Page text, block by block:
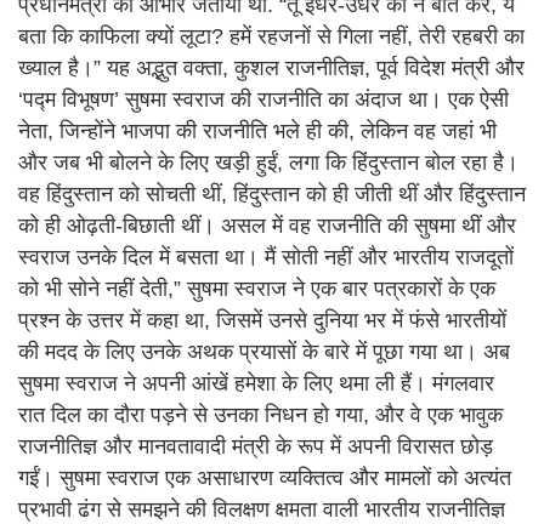
प्रधानमंत्री का आभार जताया था. “तू इधर-उधर की न बात कर, ये
बता कि काफिला क्यों लूटा? हमें रहजनों से गिला नहीं, तेरी रहबरी का
ख्याल है।” यह अद्भुत वक्ता, कुशल राजनीतिज्ञ, पूर्व विदेश मंत्री और
‘पद्म विभूषण’ सुषमा स्वराज की राजनीति का अंदाज था। एक ऐसी
नेता, जिन्होंने भाजपा की राजनीति भले ही की, लेकिन वह जहां भी
और जब भी बोलने के लिए खड़ी हुईं, लगा कि हिंदुस्तान बोल रहा है।
वह हिंदुस्तान को सोचती थीं, हिंदुस्तान को ही जीती थीं और हिंदुस्तान
को ही ओढ़ती-बिछाती थीं। असल में वह राजनीति की सुषमा थीं और
स्वराज उनके दिल में बसता था। मैं सोती नहीं और भारतीय राजदूतों
को भी सोने नहीं देती,” सुषमा स्वराज ने एक बार पत्रकारों के एक
प्रश्न के उत्तर में कहा था, जिसमें उनसे दुनिया भर में फंसे भारतीयों
की मदद के लिए उनके अथक प्रयासों के बारे में पूछा गया था। अब
सुषमा स्वराज ने अपनी आंखें हमेशा के लिए थमा ली हैं। मंगलवार
रात दिल का दौरा पड़ने से उनका निधन हो गया, और वे एक भावुक
राजनीतिज्ञ और मानवतावादी मंत्री के रूप में अपनी विरासत छोड़
गईं। सुषमा स्वराज एक असाधारण व्यक्तित्व और मामलों को अत्यंत
प्रभावी ढंग से समझने की विलक्षण क्षमता वाली भारतीय राजनीतिज्ञ